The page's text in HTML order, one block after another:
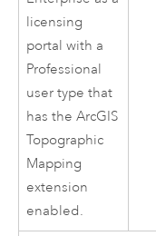
licensing
portal with a
Professional
user type that
has the ArcGIS
Topographic
Mapping
extension
enabled.